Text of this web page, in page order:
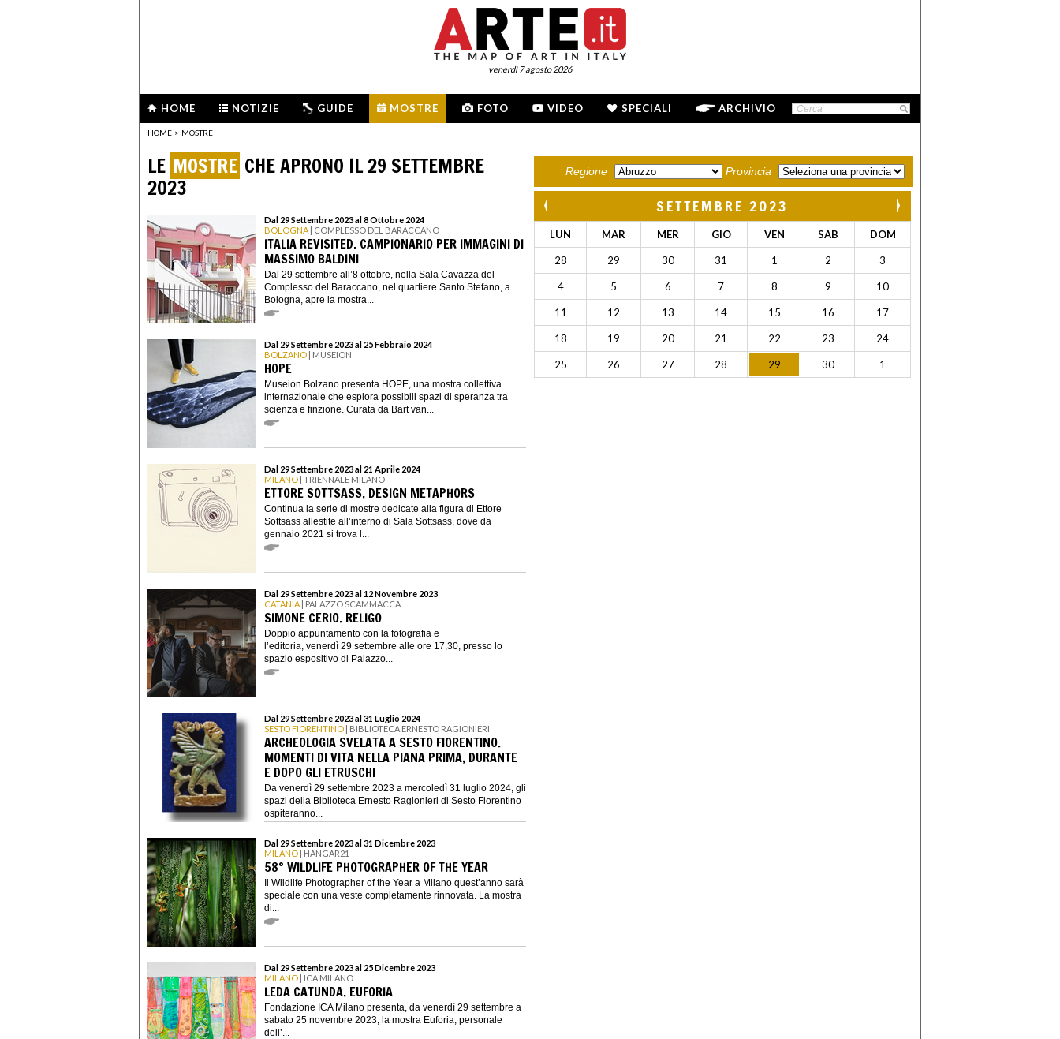
venerdì 7 agosto 2026
HOME NOTIZIE GUIDE MOSTRE FOTO VIDEO SPECIALI ARCHIVIO
HOME > MOSTRE
LE MOSTRE CHE APRONO IL 29 SETTEMBRE
2023
Dal 29 Settembre 2023 al 8 Ottobre 2024
BOLOGNA | COMPLESSO DEL BARACCANO
ITALIA REVISITED. CAMPIONARIO PER IMMAGINI DI
MASSIMO BALDINI
Dal 29 settembre all’8 ottobre, nella Sala Cavazza del
Complesso del Baraccano, nel quartiere Santo Stefano, a
Bologna, apre la mostra...
Dal 29 Settembre 2023 al 25 Febbraio 2024
BOLZANO | MUSEION
HOPE
Museion Bolzano presenta HOPE, una mostra collettiva
internazionale che esplora possibili spazi di speranza tra
scienza e finzione. Curata da Bart van...
Dal 29 Settembre 2023 al 21 Aprile 2024
MILANO | TRIENNALE MILANO
ETTORE SOTTSASS. DESIGN METAPHORS
Continua la serie di mostre dedicate alla figura di Ettore
Sottsass allestite all’interno di Sala Sottsass, dove da
gennaio 2021 si trova l...
Dal 29 Settembre 2023 al 12 Novembre 2023
CATANIA | PALAZZO SCAMMACCA
SIMONE CERIO. RELIGO
Doppio appuntamento con la fotografia e
l’editoria, venerdì 29 settembre alle ore 17,30, presso lo
spazio espositivo di Palazzo...
Dal 29 Settembre 2023 al 31 Luglio 2024
SESTO FIORENTINO | BIBLIOTECA ERNESTO RAGIONIERI
ARCHEOLOGIA SVELATA A SESTO FIORENTINO.
MOMENTI DI VITA NELLA PIANA PRIMA, DURANTE
E DOPO GLI ETRUSCHI
Da venerdì 29 settembre 2023 a mercoledì 31 luglio 2024, gli
spazi della Biblioteca Ernesto Ragionieri di Sesto Fiorentino
ospiteranno...
Dal 29 Settembre 2023 al 31 Dicembre 2023
MILANO | HANGAR21
58° WILDLIFE PHOTOGRAPHER OF THE YEAR
Il Wildlife Photographer of the Year a Milano quest’anno sarà
speciale con una veste completamente rinnovata. La mostra
di...
Dal 29 Settembre 2023 al 25 Dicembre 2023
MILANO | ICA MILANO
LEDA CATUNDA. EUFORIA
Fondazione ICA Milano presenta, da venerdì 29 settembre a
sabato 25 novembre 2023, la mostra Euforia, personale
dell’...
Regione Provincia
SETTEMBRE 2023
LUN MAR MER GIO VEN SAB DOM
28 29 30 31 1 2 3
4 5 6 7 8 9 10
11 12 13 14 15 16 17
18 19 20 21 22 23 24
25 26 27 28 29 30 1